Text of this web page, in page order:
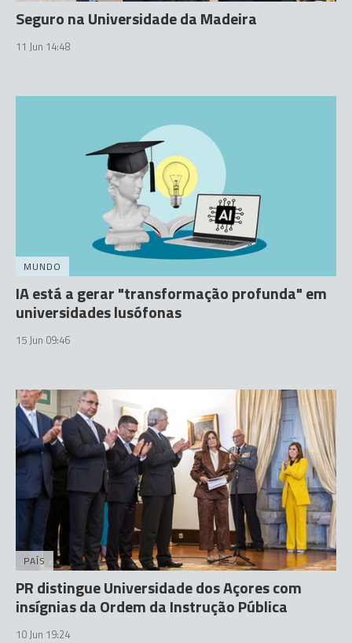
Seguro na Universidade da Madeira
11 Jun 14:48
MUNDO
IA está a gerar "transformação profunda" em
universidades lusófonas
15 Jun 09:46
PAÍS
PR distingue Universidade dos Açores com
insígnias da Ordem da Instrução Pública
10 Jun 19:24